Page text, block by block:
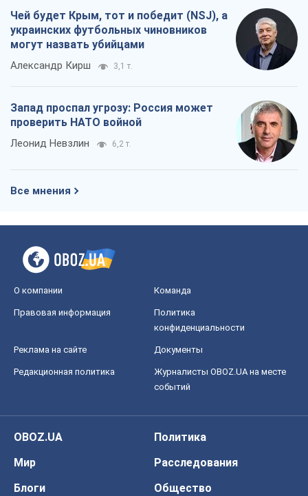
Чей будет Крым, тот и победит (NSJ), а
украинских футбольных чиновников
могут назвать убийцами
Александр Кирш 3,1 т.
Запад проспал угрозу: Россия может
проверить НАТО войной
Леонид Невзлин 6,2 т.
Все мнения
О компании Команда
Правовая информация
Политика
конфиденциальности
Реклама на сайте Документы
Редакционная политика
Журналисты OBOZ.UA на месте
событий
OBOZ.UA
Политика
Мир
Расследования
Блоги
Общество